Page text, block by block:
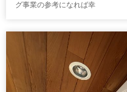
グ事業の参考になれば幸